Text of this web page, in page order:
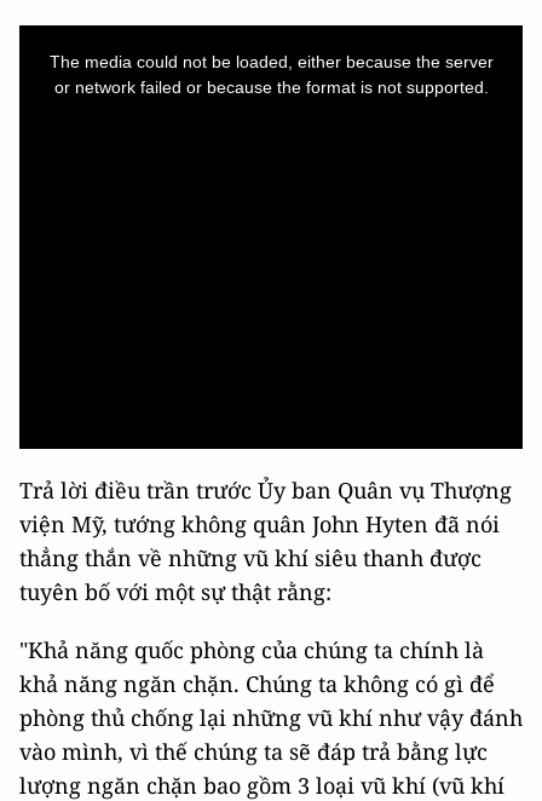
The media could not be loaded, either because the server
or network failed or because the format is not supported.
Trả lời điều trần trước Ủy ban Quân vụ Thượng
viện Mỹ, tướng không quân John Hyten đã nói
thẳng thắn về những vũ khí siêu thanh được
tuyên bố với một sự thật rằng:
"Khả năng quốc phòng của chúng ta chính là
khả năng ngăn chặn. Chúng ta không có gì để
phòng thủ chống lại những vũ khí như vậy đánh
vào mình, vì thế chúng ta sẽ đáp trả bằng lực
lượng ngăn chặn bao gồm 3 loại vũ khí (vũ khí